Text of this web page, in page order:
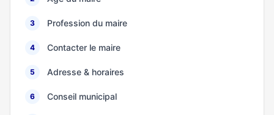
3 Profession du maire
4 Contacter le maire
5 Adresse & horaires
6 Conseil municipal